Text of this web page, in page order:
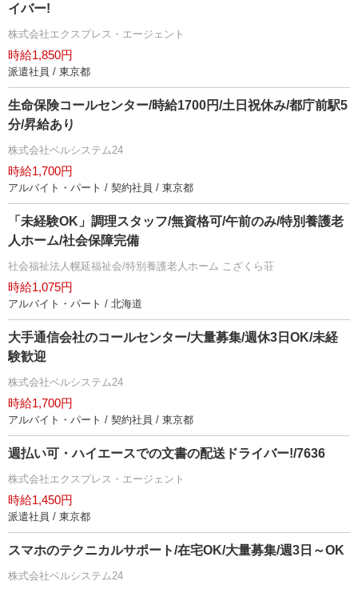
イバー!
株式会社エクスプレス・エージェント
時給1,850円
派遣社員 / 東京都
生命保険コールセンター/時給1700円/土日祝休み/都庁前駅5
分/昇給あり
株式会社ベルシステム24
時給1,700円
アルバイト・パート / 契約社員 / 東京都
「未経験OK」調理スタッフ/無資格可/午前のみ/特別養護老
人ホーム/社会保障完備
社会福祉法人幌延福祉会/特別養護老人ホーム こざくら荘
時給1,075円
アルバイト・パート / 北海道
大手通信会社のコールセンター/大量募集/週休3日OK/未経
験歓迎
株式会社ベルシステム24
時給1,700円
アルバイト・パート / 契約社員 / 東京都
週払い可・ハイエースでの文書の配送ドライバー!/7636
株式会社エクスプレス・エージェント
時給1,450円
派遣社員 / 東京都
スマホのテクニカルサポート/在宅OK/大量募集/週3日～OK
株式会社ベルシステム24